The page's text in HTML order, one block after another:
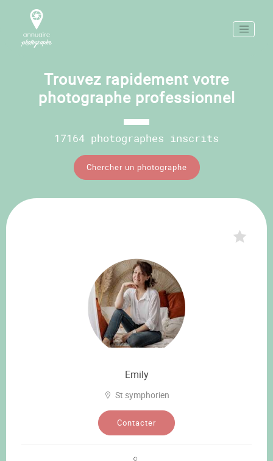
Trouvez rapidement votre
photographe professionnel
17164 photographes inscrits
Chercher un photographe
Emily
St symphorien
Contacter